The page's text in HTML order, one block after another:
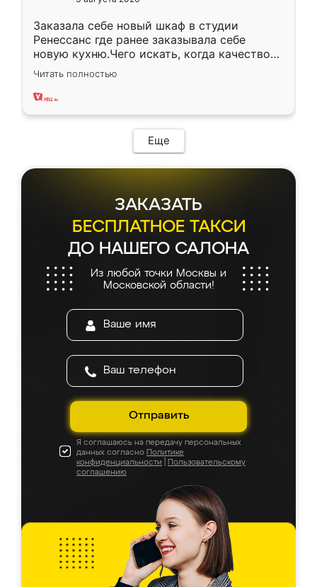
Заказала себе новый шкаф в студии
Ренессанс где ранее заказывала себе
новую кухню.Чего искать, когда качеством
вполне довольна. Служит кухня уже почти
два года, нареканий нет.
Читать полностью
Еще
ЗАКАЗАТЬ
БЕСПЛАТНОЕ ТАКСИ
ДО НАШЕГО САЛОНА
Из любой точки Москвы и
Московской области!
Отправить
Я соглашаюсь на передачу персональных
данных согласно Политике
конфиденциальности
Пользовательскому
соглашению